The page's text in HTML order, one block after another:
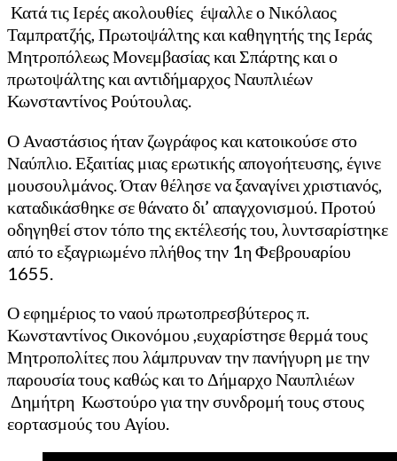
Κατά τις Ιερές ακολουθίες έψαλλε ο Νικόλαος
Ταμπρατζής, Πρωτοψάλτης και καθηγητής της Ιεράς
Μητροπόλεως Μονεμβασίας και Σπάρτης και ο
πρωτοψάλτης και αντιδήμαρχος Ναυπλιέων
Κωνσταντίνος Ρούτουλας.
Ο Αναστάσιος ήταν ζωγράφος και κατοικούσε στο
Ναύπλιο. Εξαιτίας μιας ερωτικής απογοήτευσης, έγινε
μουσουλμάνος. Όταν θέλησε να ξαναγίνει χριστιανός,
καταδικάσθηκε σε θάνατο δι’ απαγχονισμού. Προτού
οδηγηθεί στον τόπο της εκτέλεσής του, λυντσαρίστηκε
από το εξαγριωμένο πλήθος την 1η Φεβρουαρίου
1655.
Ο εφημέριος το ναού πρωτοπρεσβύτερος π.
Κωνσταντίνος Οικονόμου ,ευχαρίστησε θερμά τους
Μητροπολίτες που λάμπρυναν την πανήγυρη με την
παρουσία τους καθώς και το Δήμαρχο Ναυπλιέων
Δημήτρη Κωστούρο για την συνδρομή τους στους
εορτασμούς του Αγίου.